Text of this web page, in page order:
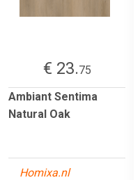
€ 23.75
Ambiant Sentima
Natural Oak
Homixa.nl